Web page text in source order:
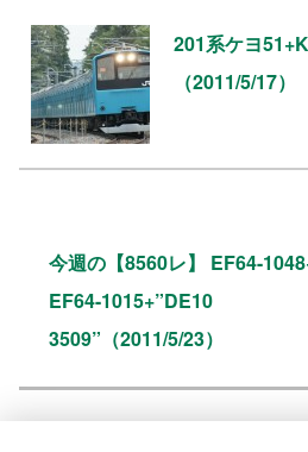
201系ケヨ
（2011/5/17）
今週の【8560レ】 EF64-
EF64-1015+”DE10
3509”（2011/5/23）